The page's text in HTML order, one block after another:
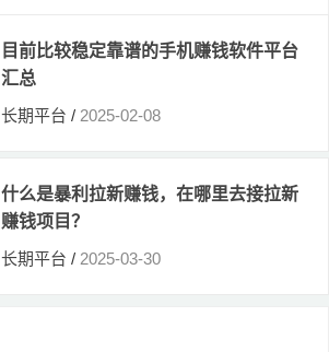
目前比较稳定靠谱的手机赚钱软件平台
汇总
长期平台 / 2025-02-08
什么是暴利拉新赚钱，在哪里去接拉新
赚钱项目？
长期平台 / 2025-03-30